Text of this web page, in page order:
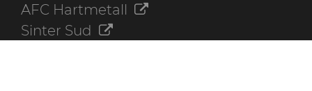
AFC Hartmetall
Sinter Sud